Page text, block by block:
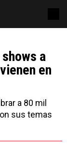
a
en
a 80 mil
sus temas